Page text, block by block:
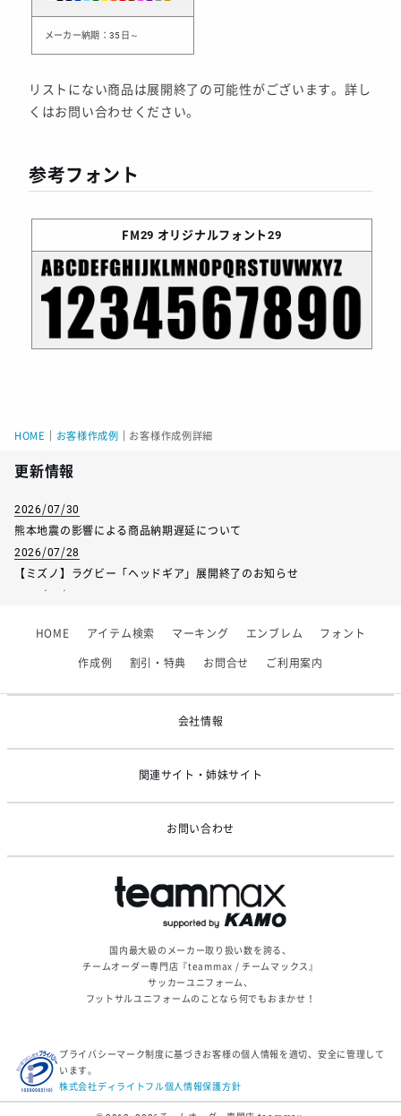
メーカー納期：35日～
リストにない商品は展開終了の可能性がございます。詳し
くはお問い合わせください。
参考フォント
FM29 オリジナルフォント29
HOME お客様作成例 お客様作成例詳細
更新情報
2026/07/30
熊本地震の影響による商品納期遅延について
2026/07/28
【ミズノ】ラグビー「ヘッドギア」展開終了のお知らせ
2026/07/01
2026/06/09
【アシックス】一部商品「生地の在庫限り」廃盤のお知らせ
HOME アイテム検索 マーキング エンブレム フォント
作成例 割引・特典 お問合せ ご利用案内
会社情報
関連サイト・姉妹サイト
お問い合わせ
国内最大級のメーカー取り扱い数を誇る、
チームオーダー専門店『teammax / チームマックス』
サッカーユニフォーム、
フットサルユニフォームのことなら何でもおまかせ！
プライバシーマーク制度に基づきお客様の個人情報を適切、安全に管理して
います。
株式会社ディライトフル個人情報保護方針